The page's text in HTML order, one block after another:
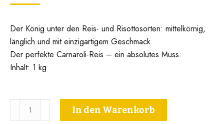
Der König unter den Reis- und Risottosorten: mittelkörnig,
länglich und mit einzigartigem Geschmack.
Der perfekte Carnaroli-Reis – ein absolutes Muss.
Inhalt: 1 kg
Carnaroli-
Risotto-
In den Warenkorb